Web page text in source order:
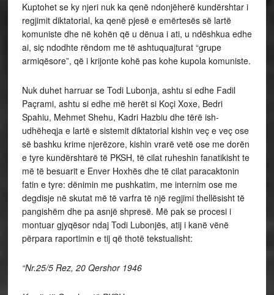
Kuptohet se ky njeri nuk ka qenë ndonjëherë kundërshtar i
regjimit diktatorial, ka qenë pjesë e emërtesës së lartë
komuniste dhe në kohën që u dënua i ati, u ndëshkua edhe
ai, siç ndodhte rëndom me të ashtuquajturat “grupe
armiqësore”, që i krijonte kohë pas kohe kupola komuniste.
Nuk duhet harruar se Todi Lubonja, ashtu si edhe Fadil
Paçrami, ashtu si edhe më herët si Koçi Xoxe, Bedri
Spahiu, Mehmet Shehu, Kadri Hazbiu dhe tërë ish-
udhëheqja e lartë e sistemit diktatorial kishin veç e veç ose
së bashku krime njerëzore, kishin vrarë vetë ose me dorën
e tyre kundërshtarë të PKSH, të cilat ruheshin fanatikisht te
më të besuarit e Enver Hoxhës dhe të cilat paracaktonin
fatin e tyre: dënimin me pushkatim, me internim ose me
degdisje në skutat më të varfra të një regjimi thellësisht të
pangishëm dhe pa asnjë shpresë. Më pak se procesi i
montuar gjyqësor ndaj Todi Lubonjës, atij i kanë vënë
përpara raportimin e tij që thotë tekstualisht:
“Nr.25/5 Rez, 20 Qershor 1946